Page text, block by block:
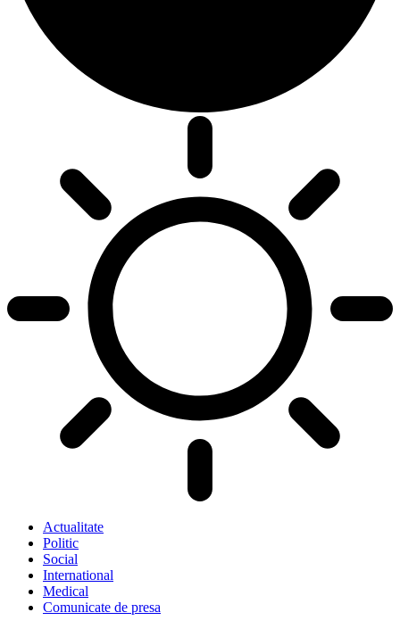
Actualitate
Politic
Social
International
Medical
Comunicate de presa